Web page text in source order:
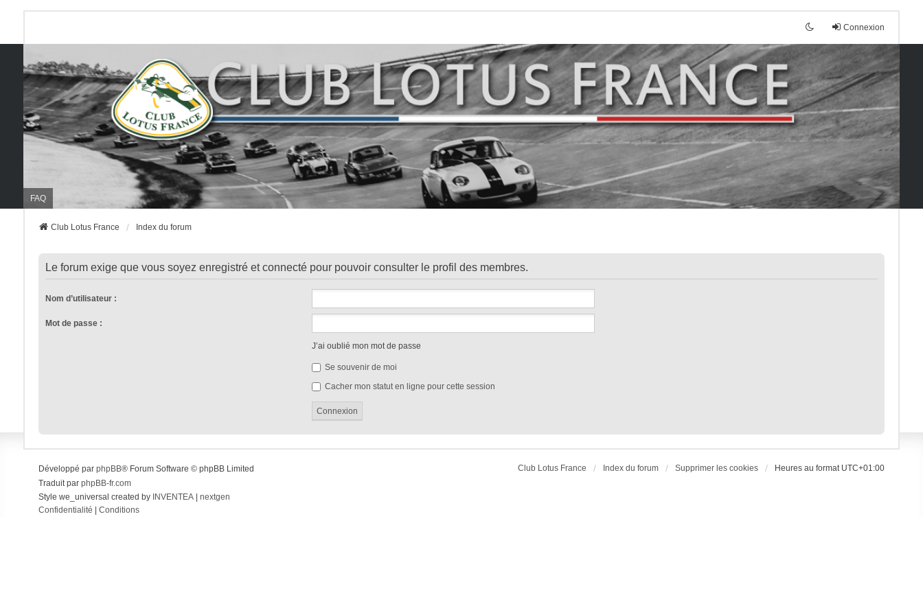
Connexion
FAQ
Club Lotus France Index du forum
Le forum exige que vous soyez enregistré et connecté pour pouvoir consulter le profil des membres.
Nom d’utilisateur :
Mot de passe :
J’ai oublié mon mot de passe
Se souvenir de moi
Cacher mon statut en ligne pour cette session
Club Lotus France Index du forum Supprimer les cookies Heures au format UTC+01:00
Développé par phpBB® Forum Software © phpBB Limited
Traduit par phpBB-fr.com
Style we_universal created by INVENTEA| nextgen
Confidentialité
Conditions